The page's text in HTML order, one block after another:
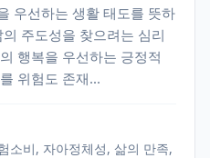
우선하는 생활 태도를 뜻하
주도성을 찾으려는 심리
행복을 우선하는 긍정적
위험도 존재...
소비, 자아정체성, 삶의 만족,